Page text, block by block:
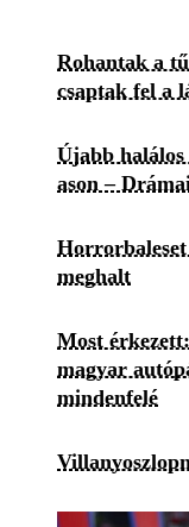
Rohantak a
csaptak fel a
Újabb
ason –
meghalt
Most
magyar
mindenfelé